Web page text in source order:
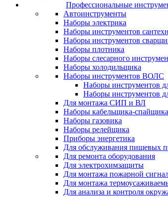
Профессиональные
Автоинструменты
Наборы электрика
Наборы инструментов
Наборы инструментов
Наборы плотника
Наборы слесарного
Наборы холодильщика
Наборы инструментов ВОЛС
Наборы инструментов
Наборы инструментов
Для монтажа СИП и ВЛ
Наборы кабельщика-спайщика
Наборы газовика
Наборы релейщика
Приборы энергетика
Для обслуживания пищевых
Для ремонта оборудования
Для электрохимзащиты
Для монтажа пожарной
Для монтажа
Для анализа и контроля